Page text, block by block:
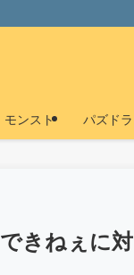
モンスト パズドラ
きねぇに対